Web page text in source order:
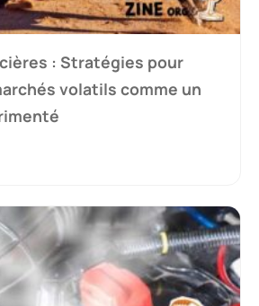
: Stratégies pour
volatils comme un